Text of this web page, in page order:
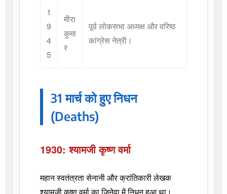
1
9
4
5
मीरा
कुमा
र
पूर्व लोकसभा अध्यक्ष और वरिष्ठ
कांग्रेस नेत्री।
31 मार्च को हुए निधन
(Deaths)
1930: श्यामजी कृष्ण वर्मा
महान स्वतंत्रता सेनानी और क्रांतिकारी लेखक
श्यामजी कृष्ण वर्मा का जिनेवा में निधन हुआ था।